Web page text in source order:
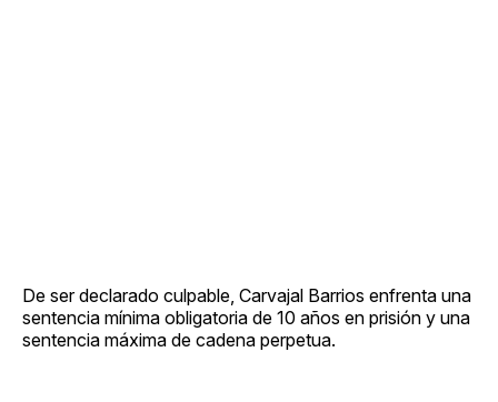
De ser declarado culpable, Carvajal Barrios enfrenta una
sentencia mínima obligatoria de 10 años en prisión y una
sentencia máxima de cadena perpetua.